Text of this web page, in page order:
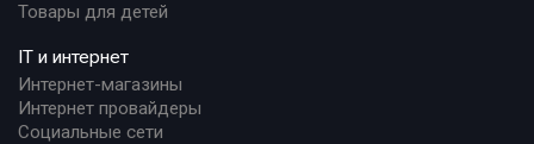
Товары для детей
IT и интернет
Интернет-магазины
Интернет провайдеры
Социальные сети